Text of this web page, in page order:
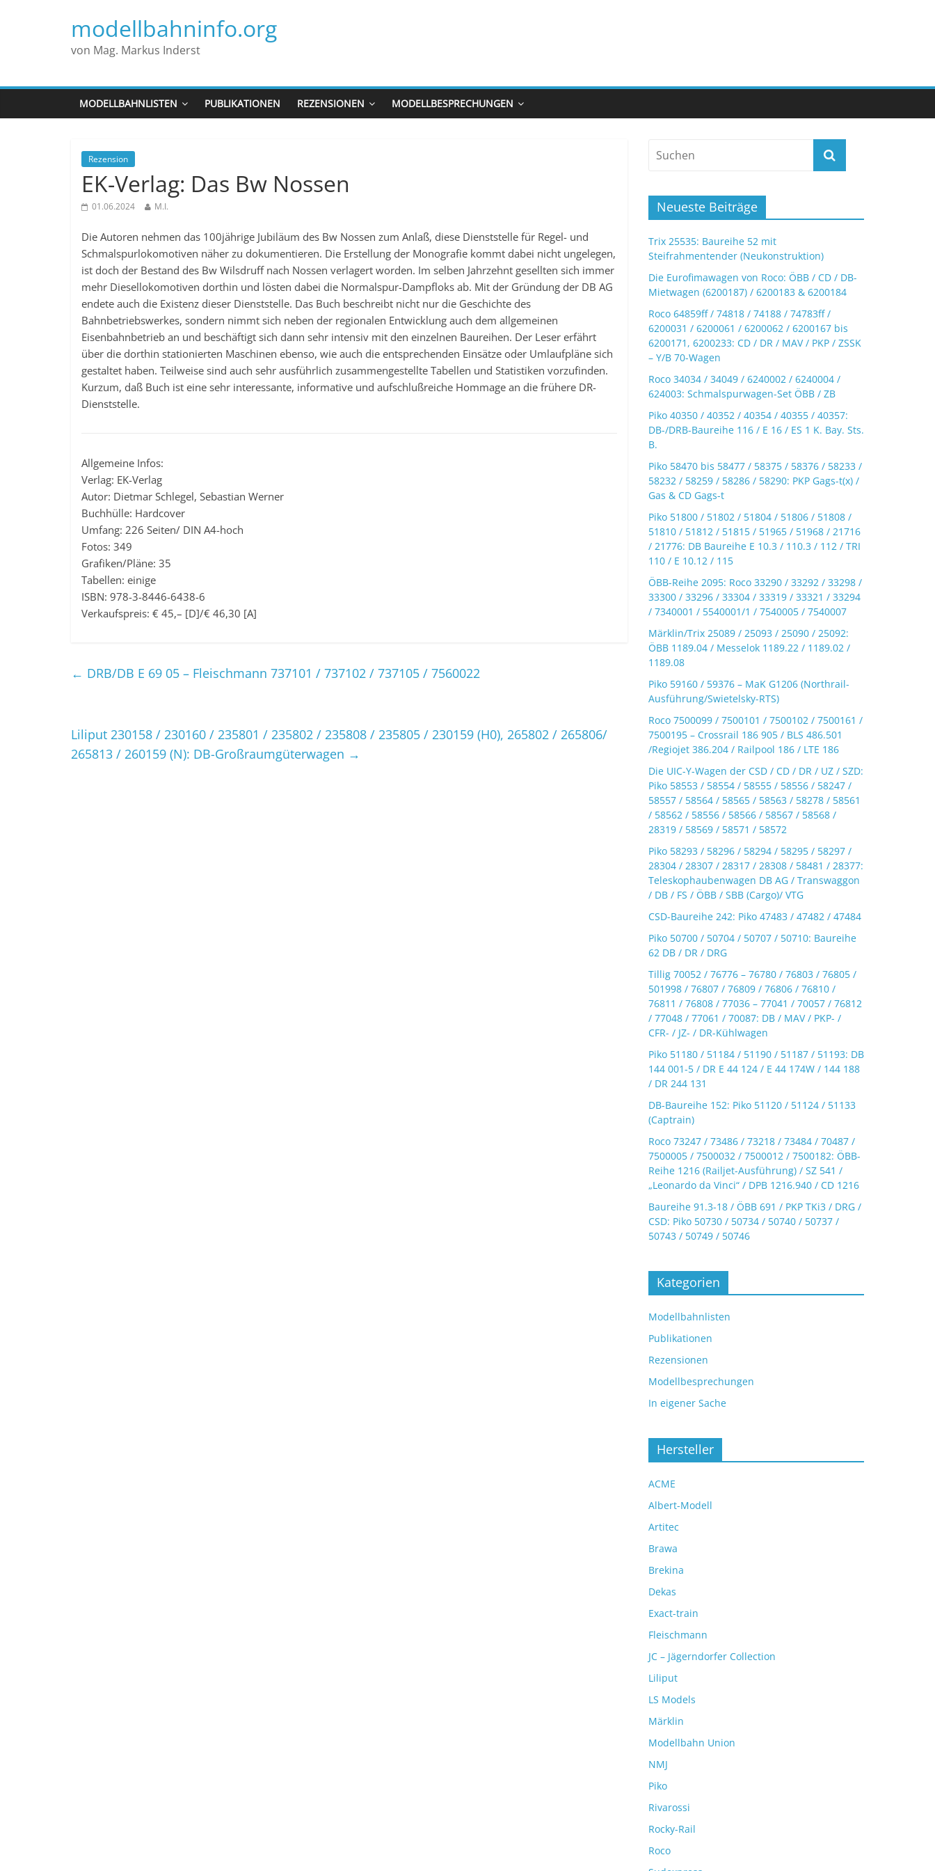
modellbahninfo.org
von Mag. Markus Inderst
MODELLBAHNLISTEN PUBLIKATIONEN REZENSIONEN MODELLBESPRECHUNGEN
Rezension
EK-Verlag: Das Bw Nossen
01.06.2024 M.I.
Die Autoren nehmen das 100jährige Jubiläum des Bw Nossen zum Anlaß, diese Dienststelle für Regel- und
Schmalspurlokomotiven näher zu dokumentieren. Die Erstellung der Monografie kommt dabei nicht ungelegen,
ist doch der Bestand des Bw Wilsdruff nach Nossen verlagert worden. Im selben Jahrzehnt gesellten sich immer
mehr Diesellokomotiven dorthin und lösten dabei die Normalspur-Dampfloks ab. Mit der Gründung der DB AG
endete auch die Existenz dieser Dienststelle. Das Buch beschreibt nicht nur die Geschichte des
Bahnbetriebswerkes, sondern nimmt sich neben der regionalen Entwicklung auch dem allgemeinen
Eisenbahnbetrieb an und beschäftigt sich dann sehr intensiv mit den einzelnen Baureihen. Der Leser erfährt
über die dorthin stationierten Maschinen ebenso, wie auch die entsprechenden Einsätze oder Umlaufpläne sich
gestaltet haben. Teilweise sind auch sehr ausführlich zusammengestellte Tabellen und Statistiken vorzufinden.
Kurzum, daß Buch ist eine sehr interessante, informative und aufschlußreiche Hommage an die frühere DR-
Dienststelle.
Allgemeine Infos:
Verlag: EK-Verlag
Autor: Dietmar Schlegel, Sebastian Werner
Buchhülle: Hardcover
Umfang: 226 Seiten/ DIN A4-hoch
Fotos: 349
Grafiken/Pläne: 35
Tabellen: einige
ISBN: 978-3-8446-6438-6
Verkaufspreis: € 45,– [D]/€ 46,30 [A]
← DRB/DB E 69 05 – Fleischmann 737101 / 737102 / 737105 / 7560022
Liliput 230158 / 230160 / 235801 / 235802 / 235808 / 235805 / 230159 (H0), 265802 / 265806/
265813 / 260159 (N): DB-Großraumgüterwagen →
Neueste Beiträge
Trix 25535: Baureihe 52 mit
Steifrahmentender (Neukonstruktion)
Die Eurofimawagen von Roco: ÖBB / CD / DB-
Mietwagen (6200187) / 6200183 & 6200184
Roco 64859ff / 74818 / 74188 / 74783ff /
6200031 / 6200061 / 6200062 / 6200167 bis
6200171, 6200233: CD / DR / MAV / PKP / ZSSK
– Y/B 70-Wagen
Roco 34034 / 34049 / 6240002 / 6240004 /
624003: Schmalspurwagen-Set ÖBB / ZB
Piko 40350 / 40352 / 40354 / 40355 / 40357:
DB-/DRB-Baureihe 116 / E 16 / ES 1 K. Bay. Sts.
B.
Piko 58470 bis 58477 / 58375 / 58376 / 58233 /
58232 / 58259 / 58286 / 58290: PKP Gags-t(x) /
Gas & CD Gags-t
Piko 51800 / 51802 / 51804 / 51806 / 51808 /
51810 / 51812 / 51815 / 51965 / 51968 / 21716
/ 21776: DB Baureihe E 10.3 / 110.3 / 112 / TRI
110 / E 10.12 / 115
ÖBB-Reihe 2095: Roco 33290 / 33292 / 33298 /
33300 / 33296 / 33304 / 33319 / 33321 / 33294
/ 7340001 / 5540001/1 / 7540005 / 7540007
Märklin/Trix 25089 / 25093 / 25090 / 25092:
ÖBB 1189.04 / Messelok 1189.22 / 1189.02 /
1189.08
Piko 59160 / 59376 – MaK G1206 (Northrail-
Ausführung/Swietelsky-RTS)
Roco 7500099 / 7500101 / 7500102 / 7500161 /
7500195 – Crossrail 186 905 / BLS 486.501
/Regiojet 386.204 / Railpool 186 / LTE 186
Die UIC-Y-Wagen der CSD / CD / DR / UZ / SZD:
Piko 58553 / 58554 / 58555 / 58556 / 58247 /
58557 / 58564 / 58565 / 58563 / 58278 / 58561
/ 58562 / 58556 / 58566 / 58567 / 58568 /
28319 / 58569 / 58571 / 58572
Piko 58293 / 58296 / 58294 / 58295 / 58297 /
28304 / 28307 / 28317 / 28308 / 58481 / 28377:
Teleskophaubenwagen DB AG / Transwaggon
/ DB / FS / ÖBB / SBB (Cargo)/ VTG
CSD-Baureihe 242: Piko 47483 / 47482 / 47484
Piko 50700 / 50704 / 50707 / 50710: Baureihe
62 DB / DR / DRG
Tillig 70052 / 76776 – 76780 / 76803 / 76805 /
501998 / 76807 / 76809 / 76806 / 76810 /
76811 / 76808 / 77036 – 77041 / 70057 / 76812
/ 77048 / 77061 / 70087: DB / MAV / PKP- /
CFR- / JZ- / DR-Kühlwagen
Piko 51180 / 51184 / 51190 / 51187 / 51193: DB
144 001-5 / DR E 44 124 / E 44 174W / 144 188
/ DR 244 131
DB-Baureihe 152: Piko 51120 / 51124 / 51133
(Captrain)
Roco 73247 / 73486 / 73218 / 73484 / 70487 /
7500005 / 7500032 / 7500012 / 7500182: ÖBB-
Reihe 1216 (Railjet-Ausführung) / SZ 541 /
„Leonardo da Vinci“ / DPB 1216.940 / CD 1216
Baureihe 91.3-18 / ÖBB 691 / PKP TKi3 / DRG /
CSD: Piko 50730 / 50734 / 50740 / 50737 /
50743 / 50749 / 50746
Kategorien
Modellbahnlisten
Publikationen
Rezensionen
Modellbesprechungen
In eigener Sache
Hersteller
ACME
Albert-Modell
Artitec
Brawa
Brekina
Dekas
Exact-train
Fleischmann
JC – Jägerndorfer Collection
Liliput
LS Models
Märklin
Modellbahn Union
NMJ
Piko
Rivarossi
Rocky-Rail
Roco